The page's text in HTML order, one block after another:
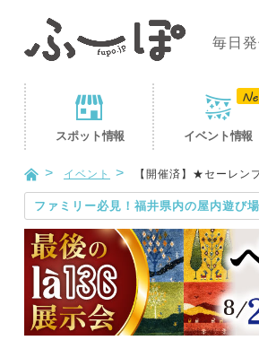
毎日
スポット情報 イベント情報
イベント 【開催済】★セーレ
ファミリー必見！福井県内の屋内遊び